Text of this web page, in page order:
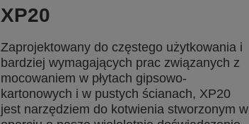
XP20
Zaprojektowany do częstego użytkowania i
bardziej wymagających prac związanych z
mocowaniem w płytach gipsowo-
kartonowych i w pustych ścianach, XP20
jest narzędziem do kotwienia stworzonym w